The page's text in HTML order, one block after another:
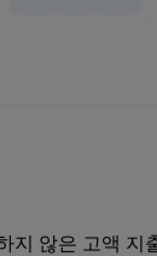
지 않은 고액 지